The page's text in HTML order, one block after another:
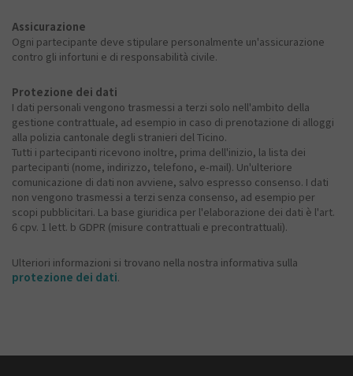
Assicurazione
Ogni partecipante deve stipulare personalmente un'assicurazione
contro gli infortuni e di responsabilità civile.
Protezione dei dati
I dati personali vengono trasmessi a terzi solo nell'ambito della
gestione contrattuale, ad esempio in caso di prenotazione di alloggi
alla polizia cantonale degli stranieri del Ticino.
Tutti i partecipanti ricevono inoltre, prima dell'inizio, la lista dei
partecipanti (nome, indirizzo, telefono, e-mail). Un'ulteriore
comunicazione di dati non avviene, salvo espresso consenso. I dati
non vengono trasmessi a terzi senza consenso, ad esempio per
scopi pubblicitari. La base giuridica per l'elaborazione dei dati è l'art.
6 cpv. 1 lett. b GDPR (misure contrattuali e precontrattuali).
Ulteriori informazioni si trovano nella nostra informativa sulla
protezione dei dati.